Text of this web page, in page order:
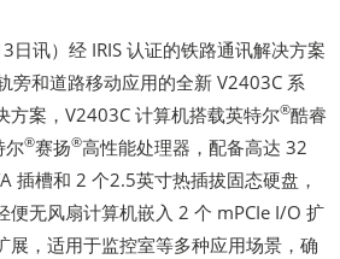
日讯）经 IRIS 认证的铁路通讯解决方案
旁和道路移动应用的全新 V2403C 系
方案，V2403C 计算机搭载英特尔®酷睿
尔®赛扬®高性能处理器，配备高达 32
插槽和 2 个2.5英寸热插拔固态硬盘，
便无风扇计算机嵌入 2 个 mPCIe I/O 扩
展，适用于监控室等多种应用场景，确